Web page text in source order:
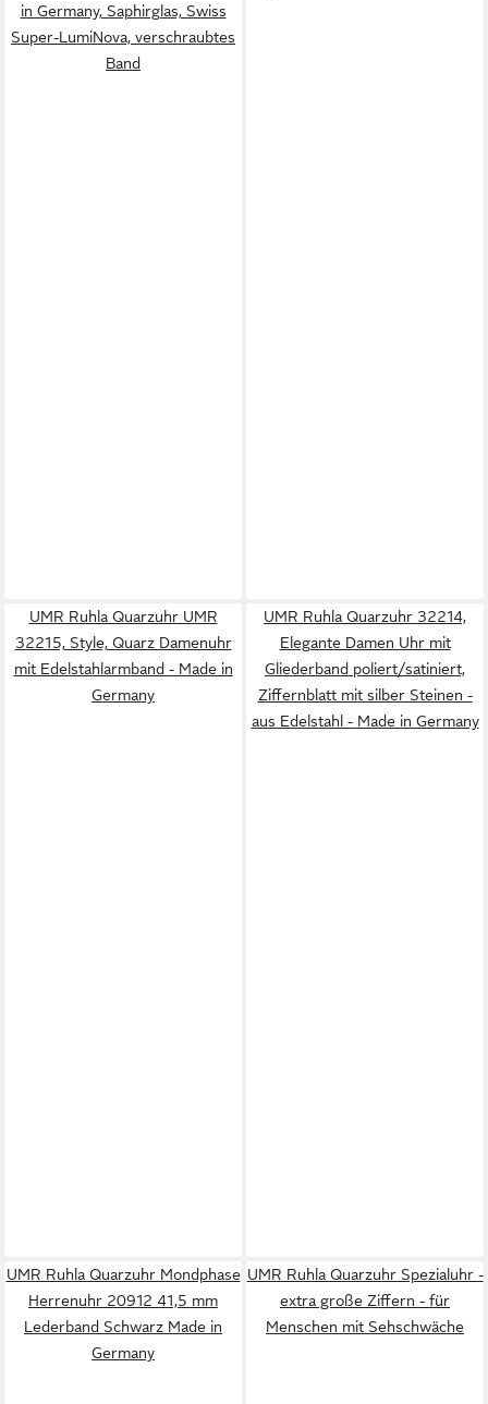
in Germany, Saphirglas, Swiss
Super-LumiNova, verschraubtes
Band
UMR Ruhla Quarzuhr UMR
32215, Style, Quarz Damenuhr
mit Edelstahlarmband - Made in
Germany
UMR Ruhla Quarzuhr 32214,
Elegante Damen Uhr mit
Gliederband poliert/satiniert,
Ziffernblatt mit silber Steinen -
aus Edelstahl - Made in Germany
UMR Ruhla Quarzuhr Mondphase
Herrenuhr 20912 41,5 mm
Lederband Schwarz Made in
Germany
UMR Ruhla Quarzuhr Spezialuhr -
extra große Ziffern - für
Menschen mit Sehschwäche